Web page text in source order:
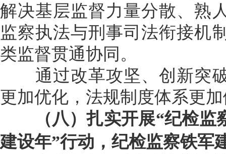
解决基层监督力量分散、熟
监察执法与刑事司法衔接机
类监督贯通协同。
通过改革攻坚、创新突破
更加优化，法规制度体系更
（八）扎实开展“纪检监
建设年”行动，纪检监察铁军